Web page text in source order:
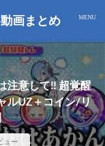
画まとめ
注意して!! 超覚醒
ルUZ＋コイン/リ
ュー